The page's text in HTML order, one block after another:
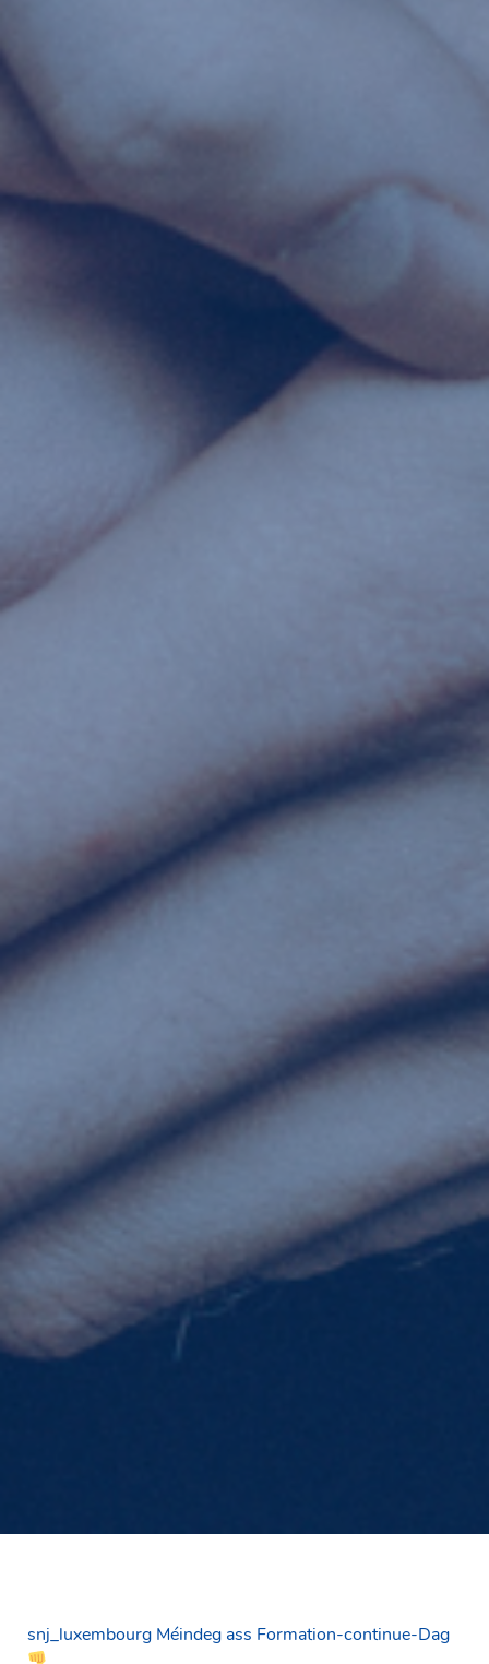
snj_luxembourg Méindeg ass Formation-continue-Dag